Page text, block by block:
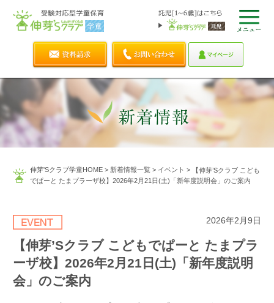
伸芽'Sクラブ学童HOME> 新着情報一覧> イベント >
【伸芽’Sクラブ こども
でぱーと たまプラーザ校】2026年2月21日(土)「新年度説明会」のご案内
2026年2月9日
【伸芽’Sクラブ こどもでぱーと たまプラ
ーザ校】2026年2月21日(土)「新年度説明
会」のご案内